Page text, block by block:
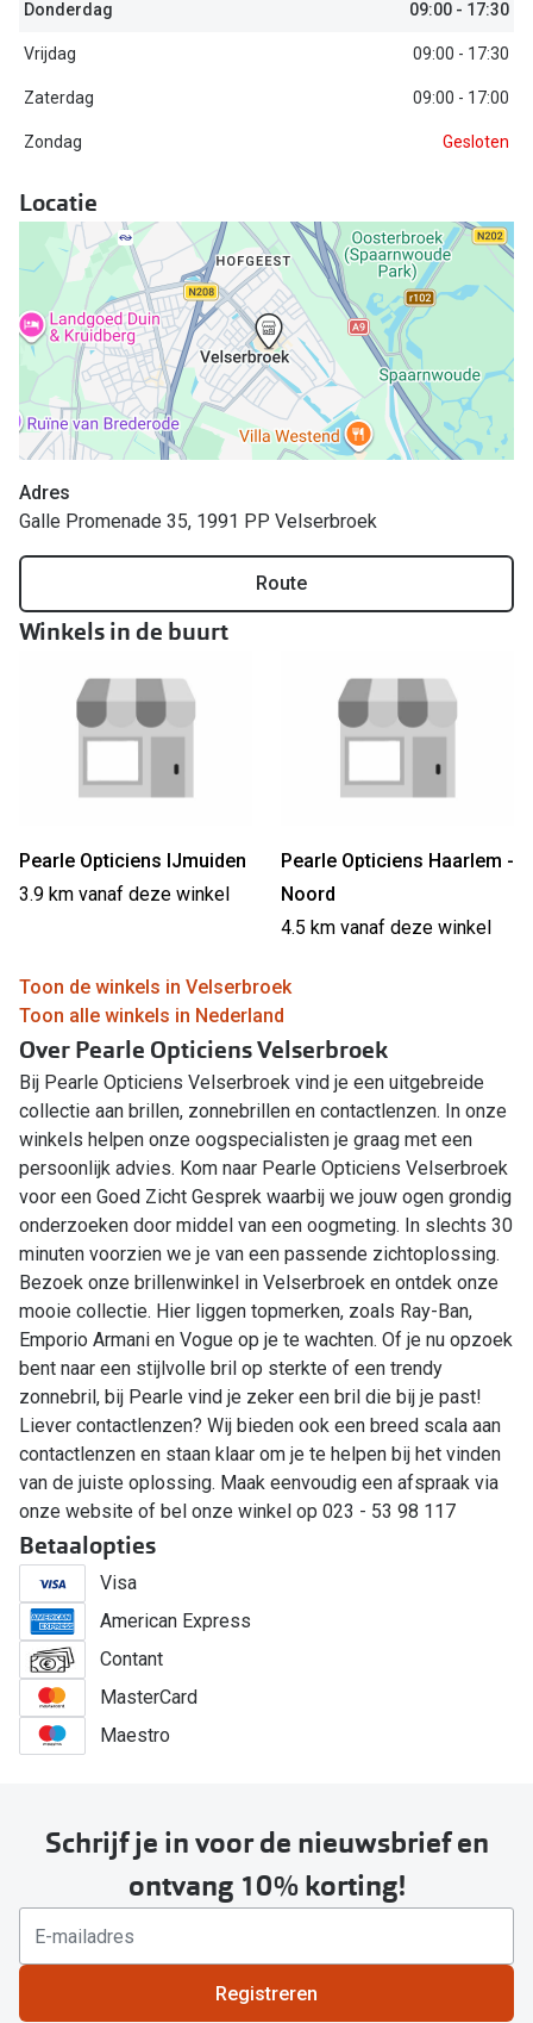
Merken
Ray-Ban
DbyD
Michael Kors
Emporio Armani
Unofficial
Oakley
Ralph Lauren
Alle brillen merken
Online bril kopen in maar 4 stappen
Soorten brillenglazen
Bril online passen
Brillentrends
Meekleurende glazen
Biofinity
Dailies
Alle
Doe de
Lenzen
Alles
Donderdag 09:00 - 17:30
Vrijdag 09:00 - 17:30
Zaterdag 09:00 - 17:00
Zondag Gesloten
Locatie
Adres
Galle Promenade 35, 1991 PP Velserbroek
Route
Winkels in de buurt
Pearle Opticiens IJmuiden
3.9 km vanaf deze winkel
Pearle Opticiens Haarlem -
Noord
4.5 km vanaf deze winkel
Toon de winkels in Velserbroek
Toon alle winkels in Nederland
Over Pearle Opticiens Velserbroek
Bij Pearle Opticiens Velserbroek vind je een uitgebreide
collectie aan brillen, zonnebrillen en contactlenzen. In onze
winkels helpen onze oogspecialisten je graag met een
persoonlijk advies. Kom naar Pearle Opticiens Velserbroek
voor een Goed Zicht Gesprek waarbij we jouw ogen grondig
onderzoeken door middel van een oogmeting. In slechts 30
minuten voorzien we je van een passende zichtoplossing.
Bezoek onze brillenwinkel in Velserbroek en ontdek onze
mooie collectie. Hier liggen topmerken, zoals Ray-Ban,
Emporio Armani en Vogue op je te wachten. Of je nu opzoek
bent naar een stijlvolle bril op sterkte of een trendy
zonnebril, bij Pearle vind je zeker een bril die bij je past!
Liever contactlenzen? Wij bieden ook een breed scala aan
contactlenzen en staan klaar om je te helpen bij het vinden
van de juiste oplossing. Maak eenvoudig een afspraak via
onze website of bel onze winkel op 023 - 53 98 117
Betaalopties
Visa
American Express
Contant
MasterCard
Maestro
Schrijf je in voor de nieuwsbrief en
ontvang 10% korting!
Registreren